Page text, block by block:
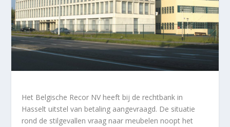
Het Belgische Recor NV heeft bij de rechtbank in
Hasselt uitstel van betaling aangevraagd. De situatie
rond de stilgevallen vraag naar meubelen noopt het